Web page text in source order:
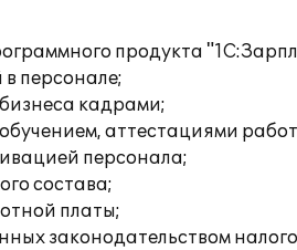
продукта
персонале;
кадрами;
аттестациями
персонала;
состава;
платы;
законодательством